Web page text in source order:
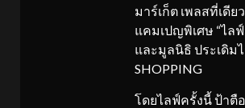
มาร์เก็ต เพลสที่เดี
แคมเปญพิเศษ “ไล
และมูลนิธิ ประเดิม
SHOPPING
โดยไลฟ์ครั้งนี้ ป้าตื